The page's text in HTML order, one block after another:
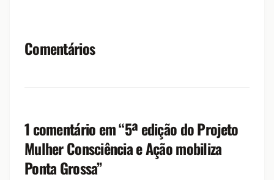
Comentários
1 comentário em “5ª edição do Projeto
Mulher Consciência e Ação mobiliza
Ponta Grossa”